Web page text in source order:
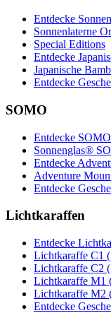
Entdecke
Sonnenlaterne
Special Editions
Entdecke
Japanische
Entdecke
SOMO
Entdecke
Sonnenglas®
Entdecke
Adventure
Entdecke
Lichtkaraffen
Entdecke
Lichtkaraffe C1
Lichtkaraffe C2
Lichtkaraffe M1
Lichtkaraffe M2
Entdecke